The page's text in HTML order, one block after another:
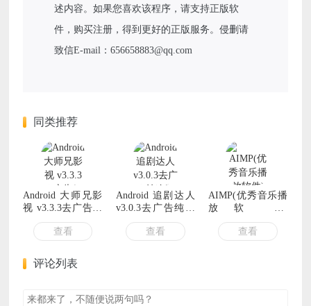
述内容。如果您喜欢该程序，请支持正版软
件，购买注册，得到更好的正版服务。侵删请
致信E-mail：656658883@qq.com
同类推荐
Android 大师兄影
视 v3.3.3去广告纯
净版
查看
Android 追剧达人
v3.0.3去广告纯净
查看
AIMP(优秀音乐播
放软件)
v5.40.2703 多语便
查看
评论列表